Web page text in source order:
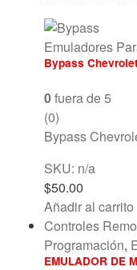
Emuladores
Bypass
0fuera de 5
(0)
Bypass
SKU: n/a
$50.00
Añadir al carrito
Controles
Programación,
EMULADOR DE